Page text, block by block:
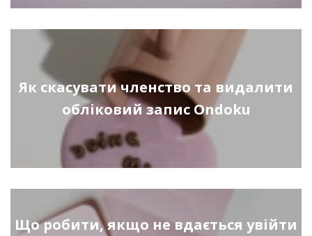
Як скасувати членство та видалити
обліковий запис Ondoku
Що робити, якщо не вдається увійти